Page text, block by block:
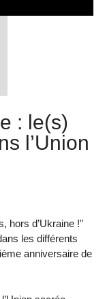
: le(s)
l’Union
hors d’Ukraine !"
les différents
anniversaire de